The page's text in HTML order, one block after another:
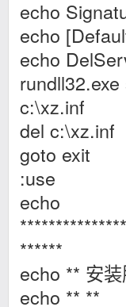
echo
echo
echo
c:\xz.inf
del c:\xz.inf
goto exit
:use
echo
******
echo ** 安
echo ** **